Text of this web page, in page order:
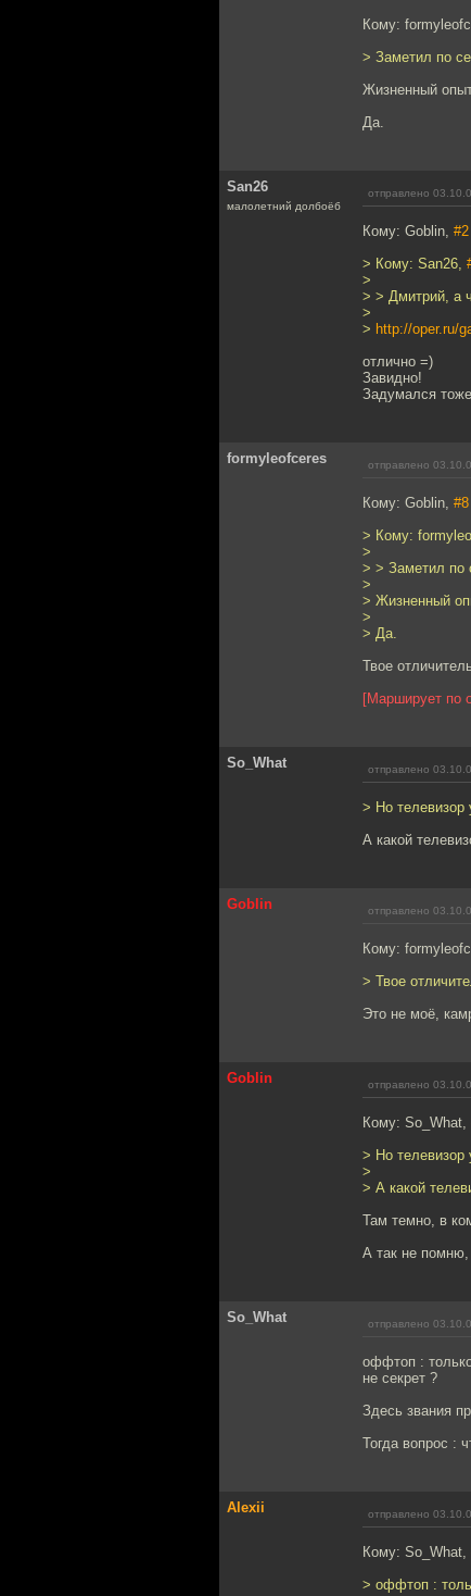
Кому:
> Заметил по
Жизненный
Да.
San26
малолетний долбоёб
отправлено
Кому: Goblin, #2
> Кому: San26,
>
> > Дмитрий, а
>
> http://oper.ru/
отлично =)
Завидно!
Задумался
formyleofceres отправлено
Кому: Goblin, #8
> Кому:
>
> > Заметил по
>
> Жизненный
>
> Да.
Твое
[Марширует по
So_What отправлено
> Но телевизор
А какой
Goblin отправлено
Кому:
> Твое
Это не моё,
Goblin отправлено
Кому: So_What,
> Но телевизор
>
> А какой
Там темно, в
А так не
So_What отправлено
оффтоп :
не секрет ?
Здесь звания
Тогда вопрос :
Alexii отправлено
Кому: So_What,
> оффтоп :